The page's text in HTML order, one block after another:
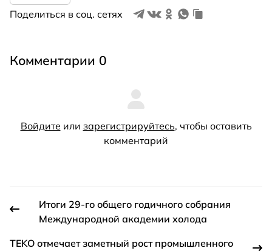
Поделиться в соц. сетях
Комментарии 0
Войдите или зарегистрируйтесь, чтобы оставить
комментарий
Итоги 29-го общего годичного собрания
Международной академии холода
TEKO отмечает заметный рост промышленного